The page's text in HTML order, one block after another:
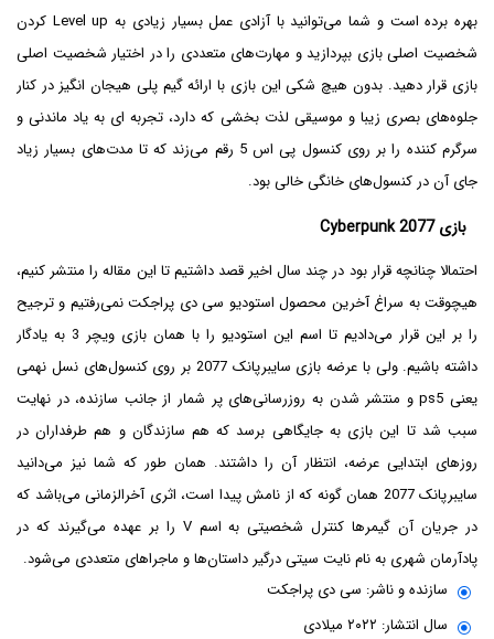
بهره برده است و شما می‌توانید با آزادی عمل بسیار زیادی به Level up کردن
شخصیت اصلی بازی بپردازید و مهارت‌های متعددی را در اختیار شخصیت اصلی
بازی قرار دهید. بدون هیچ شکی این بازی با ارائه گیم پلی هیجان انگیز در کنار
جلوه‌های بصری زیبا و موسیقی لذت بخشی که دارد، تجربه ای به یاد ماندنی و
سرگرم کننده را بر روی کنسول پی اس 5 رقم می‌زند که تا مدت‌های بسیار زیاد
جای آن در کنسول‌های خانگی خالی بود.
بازی Cyberpunk 2077
احتمالا چنانچه قرار بود در چند سال اخیر قصد داشتیم تا این مقاله را منتشر کنیم،
هیچوقت به سراغ آخرین محصول استودیو سی دی پراجکت نمی‌رفتیم و ترجیح
را بر این قرار می‌دادیم تا اسم این استودیو را با همان بازی ویچر 3 به یادگار
داشته باشیم. ولی با عرضه بازی سایبرپانک 2077 بر روی کنسول‌های نسل نهمی
یعنی ps5 و منتشر شدن به روزرسانی‌های پر شمار از جانب سازنده، در نهایت
سبب شد تا این بازی به جایگاهی برسد که هم سازندگان و هم طرفداران در
روزهای ابتدایی عرضه، انتظار آن را داشتند. همان طور که شما نیز می‌دانید
سایبرپانک 2077 همان گونه که از نامش پیدا است، اثری آخرالزمانی می‌باشد که
در جریان آن گیمرها کنترل شخصیتی به اسم V را بر عهده می‌گیرند که در
پادآرمان شهری به نام نایت سیتی درگیر داستان‌ها و ماجراهای متعددی می‌شود.
سازنده و ناشر: سی دی پراجکت
سال انتشار: ۲۰۲۲ میلادی